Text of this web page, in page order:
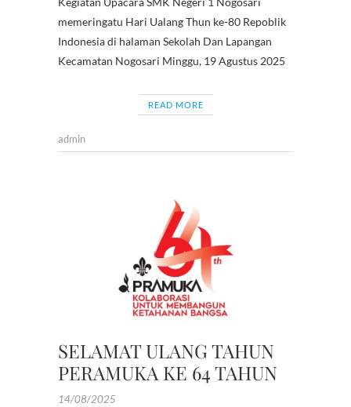
e
b
o
itt
er
at
s
A
p
p
er
es
t
e e
gr
a
C
at
memeringatu Hari Ualang Thun ke-80 Repoblik
Indonesia di halaman Sekolah Dan Lapangan
Kecamatan Nogosari Minggu, 19 Agustus 2025
READ MORE
admin
SELAMAT ULANG TAHUN
PERAMUKA KE 64 TAHUN
14/08/2025